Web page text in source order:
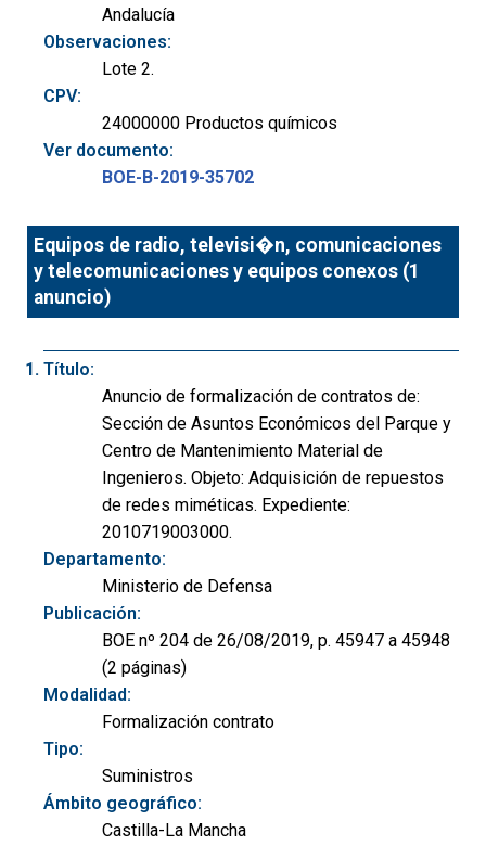
Andalucía
Observaciones:
Lote 2.
CPV:
24000000 Productos químicos
Ver documento:
BOE-B-2019-35702
Equipos de radio, televisi�n, comunicaciones
y telecomunicaciones y equipos conexos (1
anuncio)
Título:
Anuncio de formalización de contratos de:
Sección de Asuntos Económicos del Parque y
Centro de Mantenimiento Material de
Ingenieros. Objeto: Adquisición de repuestos
de redes miméticas. Expediente:
2010719003000.
Departamento:
Ministerio de Defensa
Publicación:
BOE nº 204 de 26/08/2019, p. 45947 a 45948
(2 páginas)
Modalidad:
Formalización contrato
Tipo:
Suministros
Ámbito geográfico:
Castilla-La Mancha